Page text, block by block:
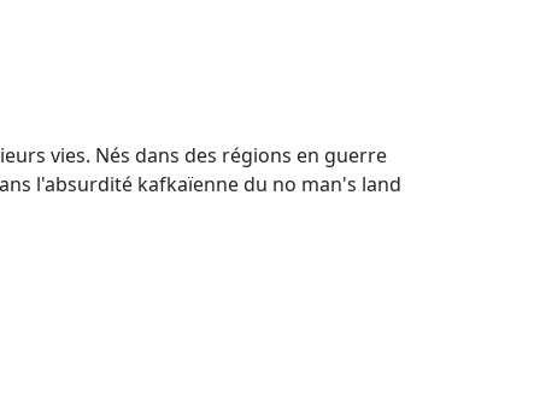
vies. Nés dans des régions en guerre
l'absurdité kafkaïenne du no man's land